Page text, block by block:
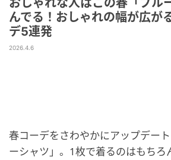
おしゃれな人はこの春「ブル
んでる！おしゃれの幅が広が
デ5連発
2026.4.6
春コーデをさわやかにアップデー
ーシャツ」。1枚で着るのはもちろ